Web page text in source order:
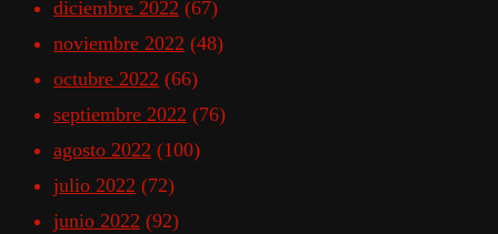
diciembre 2022 (67)
noviembre 2022 (48)
octubre 2022 (66)
septiembre 2022 (76)
agosto 2022 (100)
julio 2022 (72)
junio 2022 (92)